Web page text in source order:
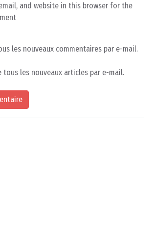
and website in this browser for the
les nouveaux commentaires par e-mail.
tous les nouveaux articles par e-mail.